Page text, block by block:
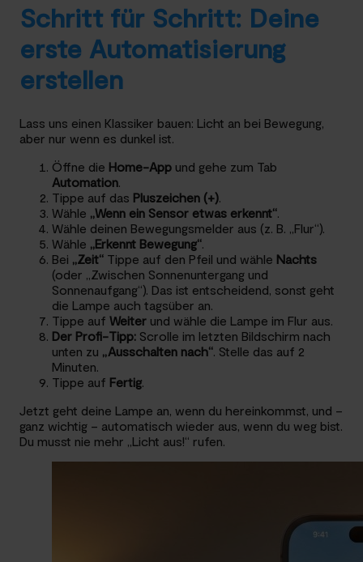
Schritt für Schritt: Deine
erste Automatisierung
erstellen
Lass uns einen Klassiker bauen: Licht an bei Bewegung,
aber nur wenn es dunkel ist.
Öffne die Home-App und gehe zum Tab
Automation.
Tippe auf das Pluszeichen (+).
Wähle „Wenn ein Sensor etwas erkennt“.
Wähle deinen Bewegungsmelder aus (z. B. „Flur“).
Wähle „Erkennt Bewegung“.
Bei „Zeit“ Tippe auf den Pfeil und wähle Nachts
(oder „Zwischen Sonnenuntergang und
Sonnenaufgang“). Das ist entscheidend, sonst geht
die Lampe auch tagsüber an.
Tippe auf Weiter und wähle die Lampe im Flur aus.
Der Profi-Tipp: Scrolle im letzten Bildschirm nach
unten zu „Ausschalten nach“. Stelle das auf 2
Minuten.
Tippe auf Fertig.
Jetzt geht deine Lampe an, wenn du hereinkommst, und –
ganz wichtig – automatisch wieder aus, wenn du weg bist.
Du musst nie mehr „Licht aus!“ rufen.